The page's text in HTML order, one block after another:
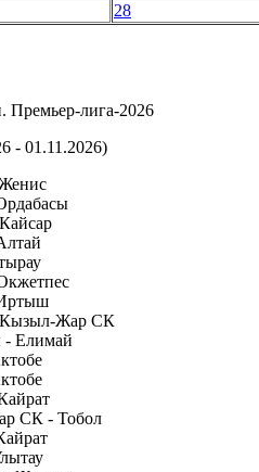
28
Премьер-лига-2026
- 01.11.2026)
Жар СК
- Елимай
СК - Тобол